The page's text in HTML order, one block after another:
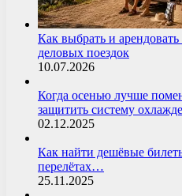
Как выбрать и
деловых поездок
10.07.2026
Когда осенью лучше
защитить систему
02.12.2025
Как найти дешёвые
перелётах…
25.11.2025